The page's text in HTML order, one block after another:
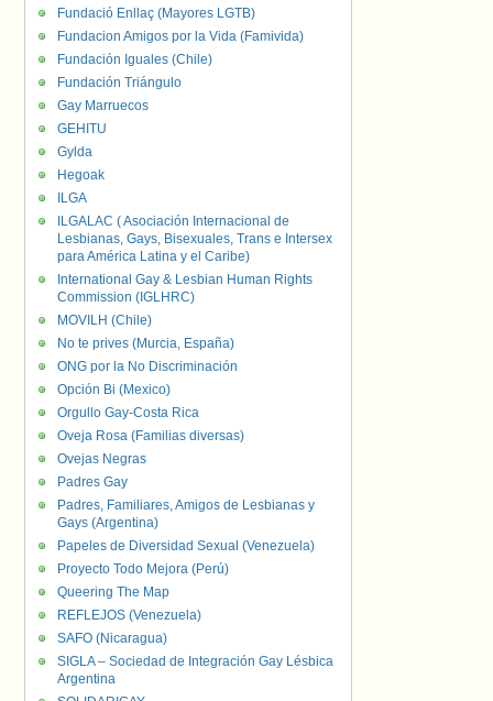
Fundació Enllaç (Mayores LGTB)
Fundacion Amigos por la Vida (Famivida)
Fundación Iguales (Chile)
Fundación Triángulo
Gay Marruecos
GEHITU
Gylda
Hegoak
ILGA
ILGALAC ( Asociación Internacional de
Lesbianas, Gays, Bisexuales, Trans e Intersex
para América Latina y el Caribe)
International Gay & Lesbian Human Rights
Commission (IGLHRC)
MOVILH (Chile)
No te prives (Murcia, España)
ONG por la No Discriminación
Opción Bi (Mexico)
Orgullo Gay-Costa Rica
Oveja Rosa (Familias diversas)
Ovejas Negras
Padres Gay
Padres, Familiares, Amigos de Lesbianas y
Gays (Argentina)
Papeles de Diversidad Sexual (Venezuela)
Proyecto Todo Mejora (Perú)
Queering The Map
REFLEJOS (Venezuela)
SAFO (Nicaragua)
SIGLA – Sociedad de Integración Gay Lésbica
Argentina